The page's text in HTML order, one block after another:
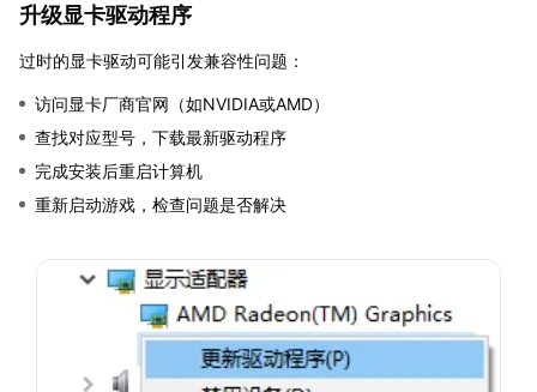
升级显卡驱动程序
过时的显卡驱动可能引发兼容性问题：
访问显卡厂商官网（如NVIDIA或AMD）
查找对应型号，下载最新驱动程序
完成安装后重启计算机
重新启动游戏，检查问题是否解决